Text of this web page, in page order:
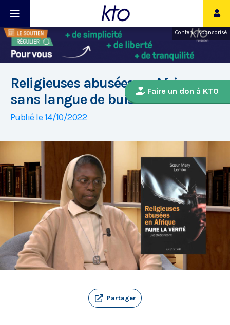
Contenu sponsorisé
Faire un don à KTO
Religieuses abusées en Afrique,
sans langue de buis
Publié le 14/10/2022
Partager